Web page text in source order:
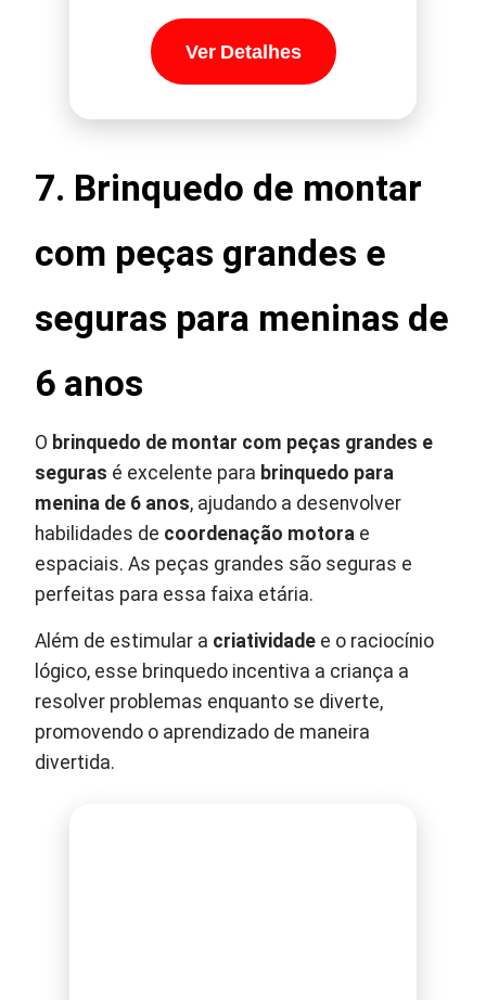
Ver Detalhes
7. Brinquedo de montar
com peças grandes e
seguras para meninas de
6 anos
O brinquedo de montar com peças grandes e
seguras é excelente para brinquedo para
menina de 6 anos, ajudando a desenvolver
habilidades de coordenação motora e
espaciais. As peças grandes são seguras e
perfeitas para essa faixa etária.
Além de estimular a criatividade e o raciocínio
lógico, esse brinquedo incentiva a criança a
resolver problemas enquanto se diverte,
promovendo o aprendizado de maneira
divertida.